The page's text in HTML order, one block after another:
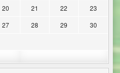
20 21 22
23
27 28 29
30